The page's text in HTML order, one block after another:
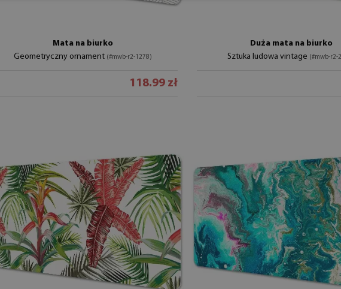
Mata na biurko
Geometryczny ornament (#mwb-r2-1278)
118.99 zł
Duża mata na biurko
Sztuka ludowa vintage (#mwb-r2-